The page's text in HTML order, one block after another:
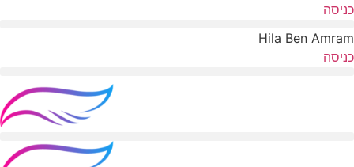
דלג
כניסה
Hila Ben Amram
כניסה